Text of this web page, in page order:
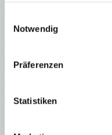
Notwendig
Präferenzen
Statistiken
Preis:
Immobilie anzeigen
Schlafzimmer
Fläche 500 m²